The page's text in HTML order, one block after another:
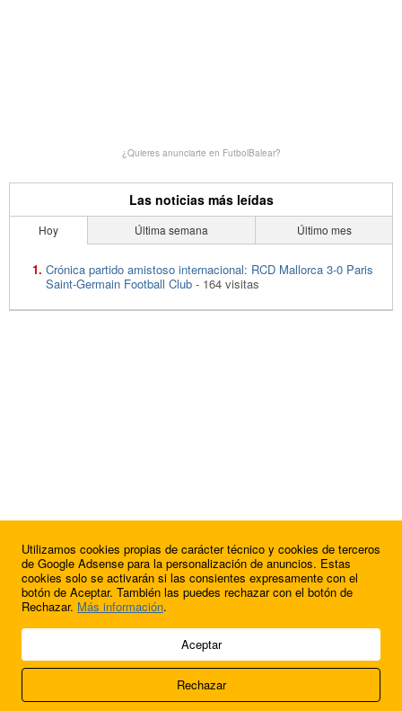
¿Quieres anunciarte en FutbolBalear?
Las noticias más leídas
Hoy Última semana Último mes
Crónica partido amistoso internacional: RCD Mallorca 3-0 Paris
Saint-Germain Football Club - 164 visitas
© 2009 - 2026 Soluciones Corporativas IP, SL.
Acerca de nosotros
FútbolBalear
Utilizamos cookies propias de carácter técnico y cookies de terceros
de Google Adsense para la personalización de anuncios. Estas
cookies solo se activarán si las consientes expresamente con el
botón de Aceptar. También las puedes rechazar con el botón de
Rechazar. Más información.
Aceptar
Rechazar